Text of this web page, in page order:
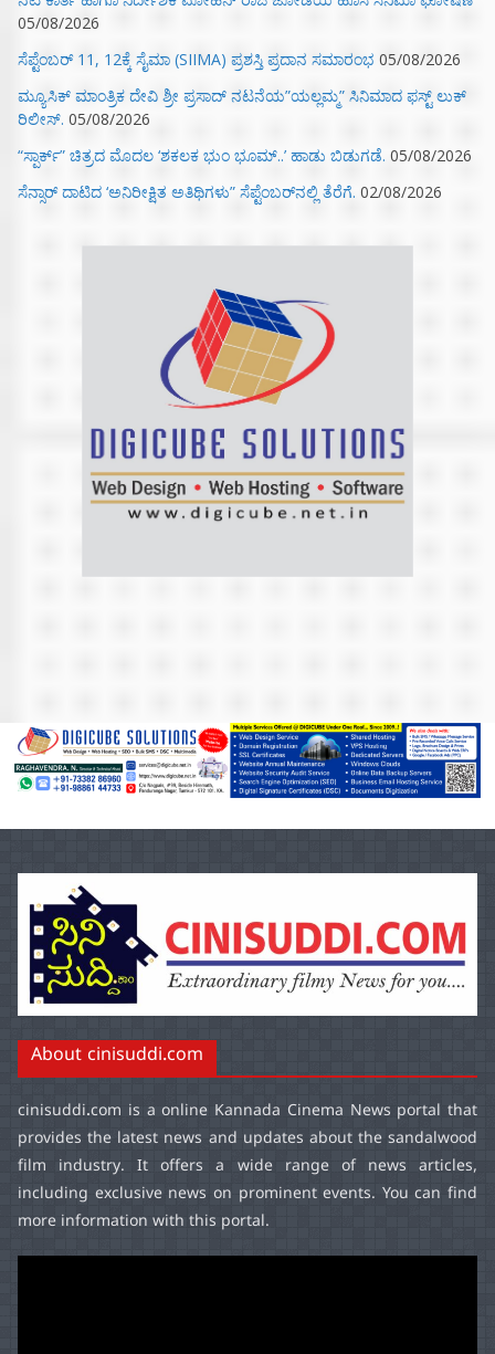
05/08/2026
ಸೆಪ್ಟೆಂಬರ್ 11, 12ಕ್ಕೆ ಸೈಮಾ (SIIMA) ಪ್ರಶಸ್ತಿ ಪ್ರದಾನ ಸಮಾರಂಭ 05/08/2026
ಮ್ಯೂಸಿಕ್‌ ಮಾಂತ್ರಿಕ ದೇವಿ ಶ್ರೀ ಪ್ರಸಾದ್ ನಟನೆಯ”ಯಲ್ಲಮ್ಮ” ಸಿನಿಮಾದ ಫಸ್ಟ್‌ ಲುಕ್‌
ರಿಲೀಸ್. 05/08/2026
“ಸ್ಪಾರ್ಕ್” ಚಿತ್ರದ ಮೊದಲ‌ ‘ಶಕಲಕ ಭುಂ‌ ಭೂಮ್..’ ಹಾಡು ಬಿಡುಗಡೆ. 05/08/2026
ಸೆನ್ಸಾರ್ ದಾಟಿದ ‘ಅನಿರೀಕ್ಷಿತ ಅತಿಥಿಗಳು” ಸೆಪ್ಟೆಂಬರ್‌ನಲ್ಲಿ ತೆರೆಗೆ. 02/08/2026
About cinisuddi.com
cinisuddi.com is a online Kannada Cinema News portal that
provides the latest news and updates about the sandalwood
film industry. It offers a wide range of news articles,
including exclusive news on prominent events. You can find
more information with this portal.